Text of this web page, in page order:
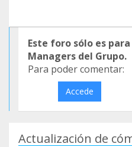
Este foro sólo es
Managers del Grupo.
Para poder comentar:
Accede
Actualización de